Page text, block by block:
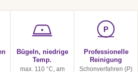
Bügeln, niedrige
Temp.
max. 110 °C, am
P
Professionelle
Reinigung
Schonverfahren (P)